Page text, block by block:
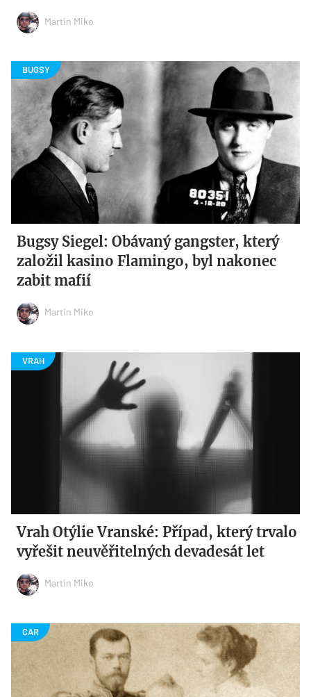
Martin Miko
Bugsy Siegel: Obávaný gangster, který
založil kasino Flamingo, byl nakonec
zabit mafií
Martin Miko
Vrah Otýlie Vranské: Případ, který trvalo
vyřešit neuvěřitelných devadesát let
Martin Miko